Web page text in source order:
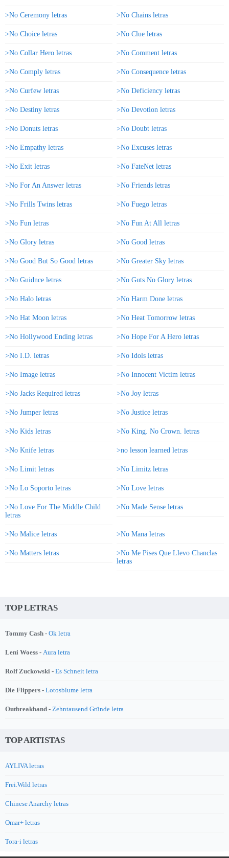
>No Ceremony letras >No Chains letras
>No Choice letras >No Clue letras
>No Collar Hero letras >No Comment letras
>No Comply letras >No Consequence letras
>No Curfew letras >No Deficiency letras
>No Destiny letras >No Devotion letras
>No Donuts letras >No Doubt letras
>No Empathy letras >No Excuses letras
>No Exit letras >No FateNet letras
>No For An Answer letras >No Friends letras
>No Frills Twins letras >No Fuego letras
>No Fun letras >No Fun At All letras
>No Glory letras >No Good letras
>No Good But So Good letras >No Greater Sky letras
>No Guidnce letras >No Guts No Glory letras
>No Halo letras >No Harm Done letras
>No Hat Moon letras >No Heat Tomorrow letras
>No Hollywood Ending letras >No Hope For A Hero letras
>No I.D. letras >No Idols letras
>No Image letras >No Innocent Victim letras
>No Jacks Required letras >No Joy letras
>No Jumper letras >No Justice letras
>No Kids letras >No King. No Crown. letras
>No Knife letras >no lesson learned letras
>No Limit letras >No Limitz letras
>No Lo Soporto letras >No Love letras
>No Love For The Middle Child
letras
>No Made Sense letras
>No Malice letras >No Mana letras
>No Matters letras
>No Me Pises Que Llevo Chanclas
letras
TOP LETRAS
Tommy Cash - Ok letra
Leni Woess - Aura letra
Rolf Zuckowski - Es Schneit letra
Die Flippers - Lotosblume letra
Outbreakband - Zehntausend Gründe letra
TOP ARTISTAS
AYLIVA letras
Frei.Wild letras
Chinese Anarchy letras
Omar+ letras
Tora-i letras